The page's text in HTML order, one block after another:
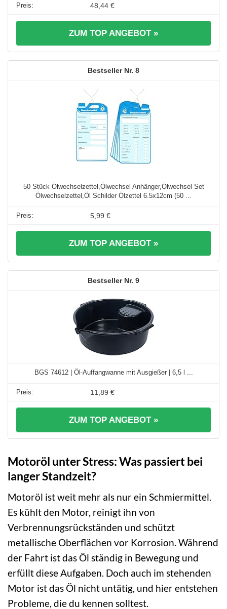
48,44 €
ZUM TOP ANGEBOT »
8
50 Stück Ölwechselzettel,Ölwechsel Anhänger,Ölwechsel Set
Ölwechselzettel,Öl Schilder Ölzettel 6.5x12cm (50 ...
5,99 €
ZUM TOP ANGEBOT »
9
BGS 74612 | Öl-Auffangwanne mit Ausgießer | 6,5 l ...
11,89 €
ZUM TOP ANGEBOT »
Motoröl unter Stress: Was passiert bei
langer Standzeit?
Motoröl ist weit mehr als nur ein Schmiermittel.
Es kühlt den Motor, reinigt ihn von
Verbrennungsrückständen und schützt
metallische Oberflächen vor Korrosion. Während
der Fahrt ist das Öl ständig in Bewegung und
erfüllt diese Aufgaben. Doch auch im stehenden
Motor ist das Öl nicht untätig, und hier entstehen
Probleme, die du kennen solltest.